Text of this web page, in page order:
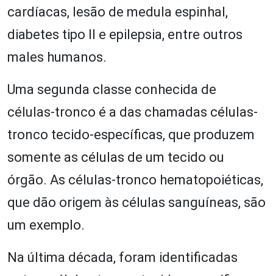
cardíacas, lesão de medula espinhal,
diabetes tipo II e epilepsia, entre outros
males humanos.
Uma segunda classe conhecida de
células-tronco é a das chamadas células-
tronco tecido-específicas, que produzem
somente as células de um tecido ou
órgão. As células-tronco hematopoiéticas,
que dão origem às células sanguíneas, são
um exemplo.
Na última década, foram identificadas